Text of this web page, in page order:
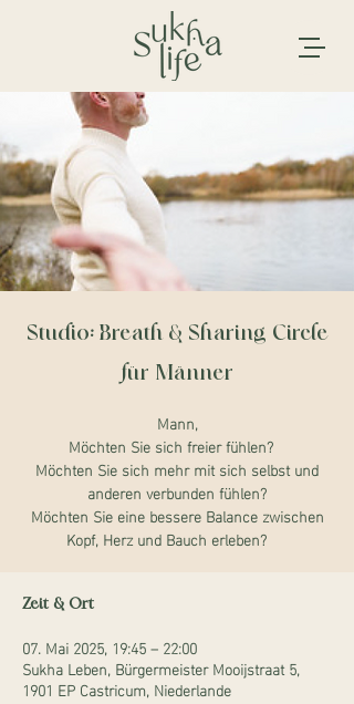
Studio: Breath & Sharing Circle
für Männer
Mann,
Möchten Sie sich freier fühlen?
Möchten Sie sich mehr mit sich selbst und
anderen verbunden fühlen?
Möchten Sie eine bessere Balance zwischen
Kopf, Herz und Bauch erleben?
Zeit & Ort
07. Mai 2025, 19:45 – 22:00
Sukha Leben, Bürgermeister Mooijstraat 5,
1901 EP Castricum, Niederlande